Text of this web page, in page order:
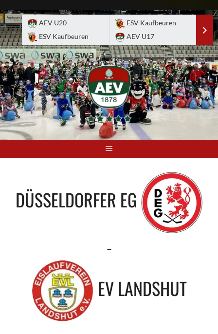
to
content
AEV U20
ESV Kaufbeuren
ESV Kaufbeuren
AEV U17
DÜSSELDORFER EG
-
EV LANDSHUT